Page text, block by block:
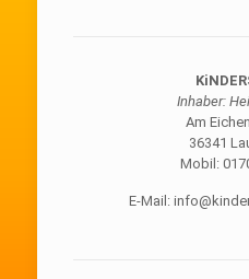
Inhaber:
Am
36341
Mobil:
E-Mail: